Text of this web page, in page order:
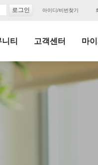
아이디/비번찾기
티 고객센터 마